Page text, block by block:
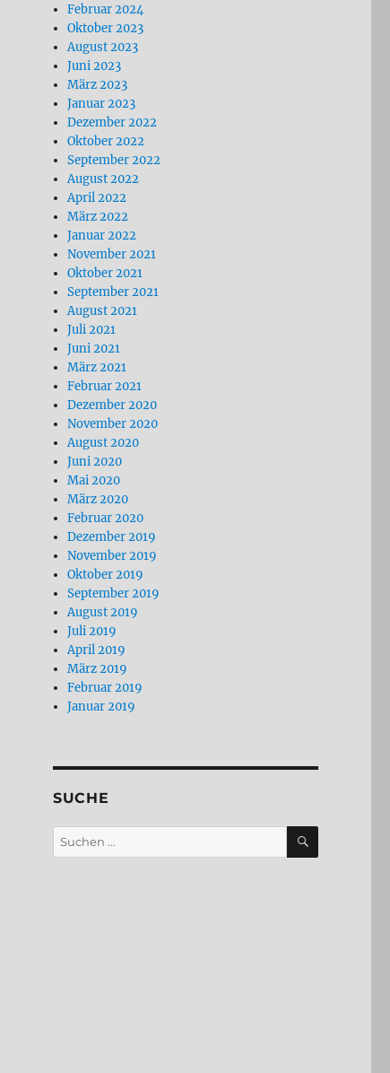
Februar 2024
Oktober 2023
August 2023
Juni 2023
März 2023
Januar 2023
Dezember 2022
Oktober 2022
September 2022
August 2022
April 2022
März 2022
Januar 2022
November 2021
Oktober 2021
September 2021
August 2021
Juli 2021
Juni 2021
März 2021
Februar 2021
Dezember 2020
November 2020
August 2020
Juni 2020
Mai 2020
März 2020
Februar 2020
Dezember 2019
November 2019
Oktober 2019
September 2019
August 2019
Juli 2019
April 2019
März 2019
Februar 2019
Januar 2019
SUCHE
Suchen
nach:
SUCHEN